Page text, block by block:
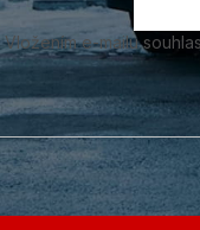
Vložením e-mailu